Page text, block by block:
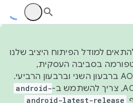
2026, כדי להתאים למודל הפיתוח היציב שלנו
בסביבה העסקית,
נפרסם קוד מקור ב-AOSP ברבעון השני וברבעון הרביעי.
android-
android-latest-release